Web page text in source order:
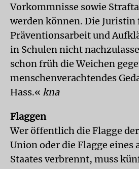
Vorkommnisse sowie
werden können. Die Juristin
Präventionsarbeit und
in Schulen nicht
schon früh die Weichen
menschenverachtendes
Hass.« kna
Flaggen
Wer öffentlich die Flagge
Union oder die Flagge eines
Staates verbrennt, muss